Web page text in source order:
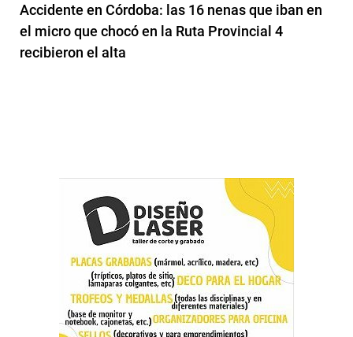
Accidente en Córdoba: las 16 nenas que iban en
el micro que chocó en la Ruta Provincial 4
recibieron el alta